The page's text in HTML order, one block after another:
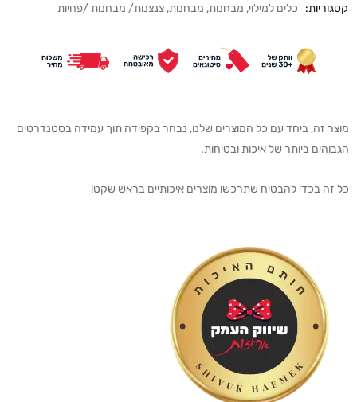
קטגוריות:
כלים למילוי, מבחנות, מבחנות, צנצנות/ מבחנות /פחיות
מוצר זה, ביחד עם כל המוצרים שלנו, נבחר בקפידה תוך עמידה בסטנדרטים
הגבוהים ביותר של איכות ובטיחות.
כל זה בכדי להבטיח שתרכשו מוצרים איכותיים בראש שקט!